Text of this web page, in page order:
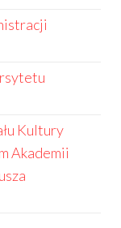
Kultury
Akademii